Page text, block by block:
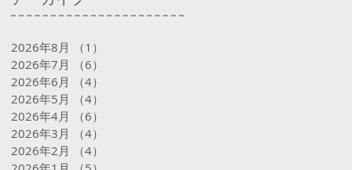
2026年8月 （1）
2026年7月
（6）
2026年6月
（4）
2026年5月
（4）
2026年4月
（6）
2026年3月
（4）
2026年2月
（4）